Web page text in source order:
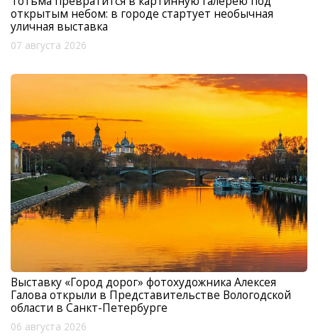
открытым небом: в городе стартует необычная
уличная выставка
07 августа 2026
Выставку «Город дорог» фотохудожника Алексея
Галова открыли в Представительстве Вологодской
области в Санкт-Петербурге
06 августа 2026